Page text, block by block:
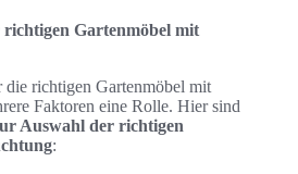
Gartenmöbel mit
richtigen Gartenmöbel mit
Faktoren eine Rolle. Hier sind
Auswahl der richtigen
: